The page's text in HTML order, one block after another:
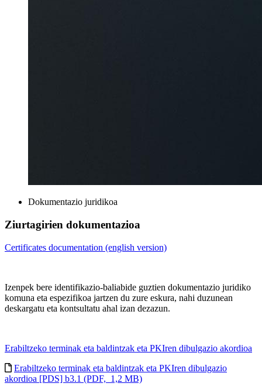
Dokumentazio juridikoa
Ziurtagirien dokumentazioa
Certificates documentation (english version)
Izenpek bere identifikazio-baliabide guztien dokumentazio juridiko
komuna eta espezifikoa jartzen du zure eskura, nahi duzunean
deskargatu eta kontsultatu ahal izan dezazun.
Erabiltzeko terminak eta baldintzak eta PKIren dibulgazio akordioa
Erabiltzeko terminak eta baldintzak eta PKIren dibulgazio
akordioa [PDS] b3.1 (PDF, 1,2 MB)